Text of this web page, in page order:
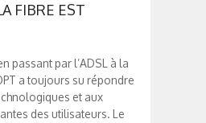
FIBRE EST
passant par l’ADSL à la
a toujours su répondre
et aux
des utilisateurs. Le